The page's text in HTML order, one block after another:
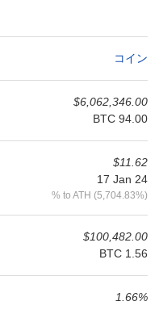
コイン
$6,062,346.00
BTC 94.00
$11.62
17 Jan 24
% to ATH (5,704.83%)
$100,482.00
BTC 1.56
1.66%
は今後数ヶ月で発表される
上がっており、コミュニテ
方向性を形作ることを計画
は、ユーザーエクスペリエ
ムを育成することを目指し
て追跡されます。
クリエイティブ産業の交差点
立っています。特にデジタ
ルメディアの領域においてで
構築されたLUKSOは、スケ
いコンセンサスメカニズム
遅延の取引を可能にしてい
イフスタイルセクターに特化
ーションを構築できるよう